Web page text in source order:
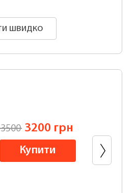
швидко
3500 3200 грн
Купити